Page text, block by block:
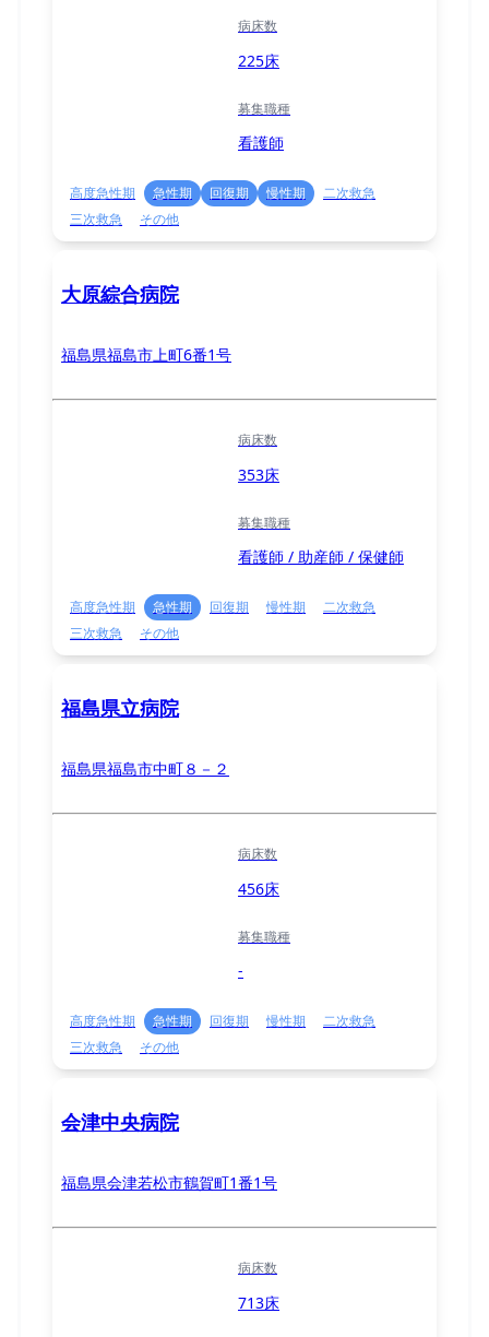
病床数
225床
募集職種
看護師
高度急性期 急性期 回復期 慢性期
二次救急
三次救急
その他
大原綜合病院
福島県福島市上町6番1号
病床数
353床
募集職種
看護師 / 助産師 / 保健師
高度急性期 急性期 回復期 慢性期
二次救急
三次救急
その他
福島県立病院
福島県福島市中町８－２
病床数
456床
募集職種
-
高度急性期 急性期 回復期 慢性期
二次救急
三次救急
その他
会津中央病院
福島県会津若松市鶴賀町1番1号
病床数
713床